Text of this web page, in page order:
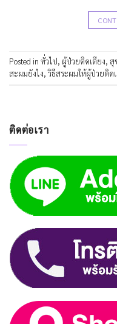
Posted in ทั่วไป, ผู้ป่วยติดเตียง, สุ
สะผมยังไง,วิธีสระผมให้ผู้ป่วยติด
ติดต่อเรา